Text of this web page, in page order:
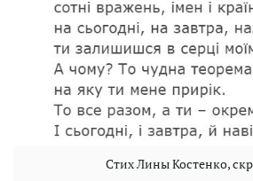
Стих Лины Костенко,